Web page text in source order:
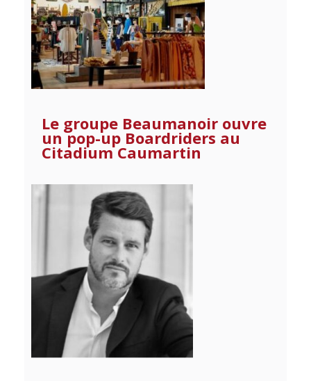
Le groupe Beaumanoir ouvre
un pop-up Boardriders au
Citadium Caumartin